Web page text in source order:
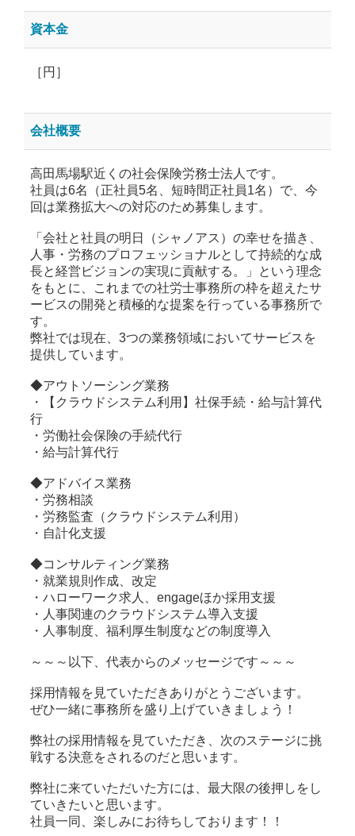
資本金
［円］
会社概要
高田馬場駅近くの社会保険労務士法人です。
社員は6名（正社員5名、短時間正社員1名）で、今
回は業務拡大への対応のため募集します。
「会社と社員の明日（シャノアス）の幸せを描き、
人事・労務のプロフェッショナルとして持続的な成
長と経営ビジョンの実現に貢献する。」という理念
をもとに、これまでの社労士事務所の枠を超えたサ
ービスの開発と積極的な提案を行っている事務所で
す。
弊社では現在、3つの業務領域においてサービスを
提供しています。
◆アウトソーシング業務
・【クラウドシステム利用】社保手続・給与計算代
行
・労働社会保険の手続代行
・給与計算代行
◆アドバイス業務
・労務相談
・労務監査（クラウドシステム利用）
・自計化支援
◆コンサルティング業務
・就業規則作成、改定
・ハローワーク求人、engageほか採用支援
・人事関連のクラウドシステム導入支援
・人事制度、福利厚生制度などの制度導入
～～～以下、代表からのメッセージです～～～
採用情報を見ていただきありがとうございます。
ぜひ一緒に事務所を盛り上げていきましょう！
弊社の採用情報を見ていただき、次のステージに挑
戦する決意をされるのだと思います。
弊社に来ていただいた方には、最大限の後押しをし
ていきたいと思います。
社員一同、楽しみにお待ちしております！！